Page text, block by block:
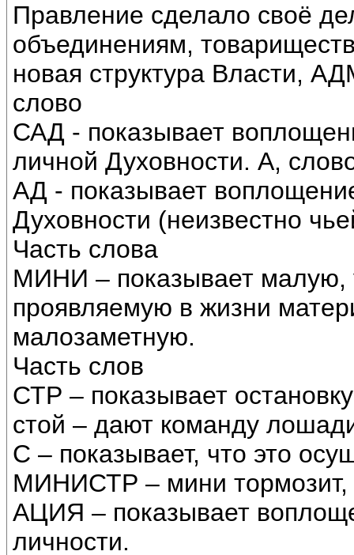
Правление сделало своё
объединениям,
новая структура Власти,
слово
САД - показывает
личной Духовности. А,
АД - показывает
Духовности (неизвестно
Часть слова
МИНИ – показывает
проявляемую в жизни
малозаметную.
Часть слов
СТР – показывает
стой – дают команду
С – показывает, что это
МИНИСТР – мини тормозит,
АЦИЯ – показывает
личности.